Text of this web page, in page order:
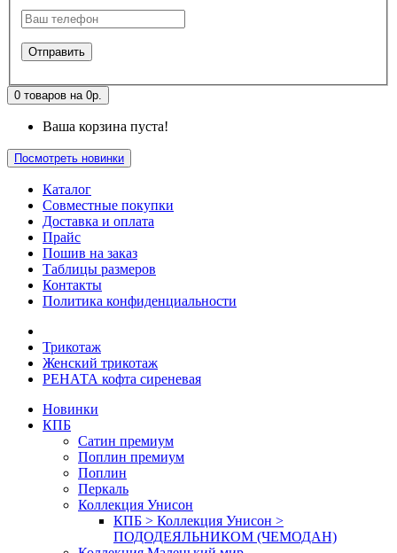
0 товаров на 0р.
Ваша корзина пуста!
Посмотреть новинки
Каталог
Совместные покупки
Доставка и оплата
Прайс
Пошив на заказ
Таблицы размеров
Контакты
Политика конфиденциальности
Трикотаж
Женский трикотаж
РЕНАТА кофта сиреневая
Новинки
КПБ
Сатин премиум
Поплин премиум
Поплин
Перкаль
Коллекция Унисон
КПБ > Коллекция Унисон >
ПОДОДЕЯЛЬНИКОМ (ЧЕМОДАН)